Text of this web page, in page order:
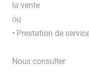
la vente
ou
• Prestation de
Nous consulter